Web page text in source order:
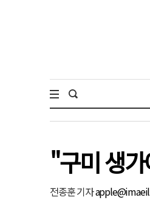
"구미 생
전종훈 기자